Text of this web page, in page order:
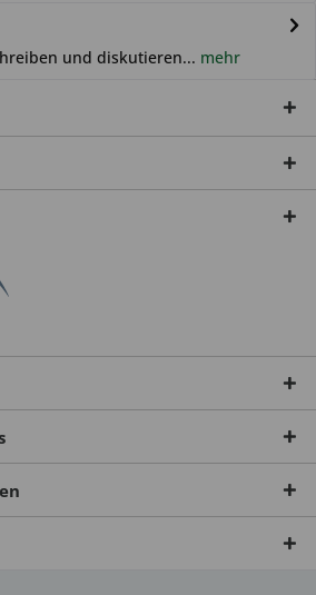
und diskutieren... mehr